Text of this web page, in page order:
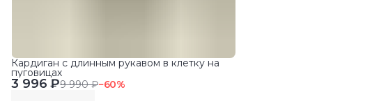
3 996 ₽9 990 ₽−60%
Кардиган с длинным рукавом в клетку на
пуговицах